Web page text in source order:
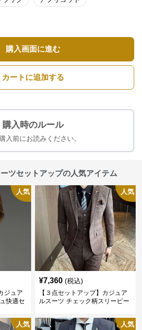
購入画面に進む
カートに追加する
購入時のルール
入前にお読みください。
ツセットアップの人気アイテム
人気
ジュア
快適セ
人気
¥7,360 (税込)
【３点セットアップ】カジュア
ルスーツ チェック柄スリーピー
人気 人気